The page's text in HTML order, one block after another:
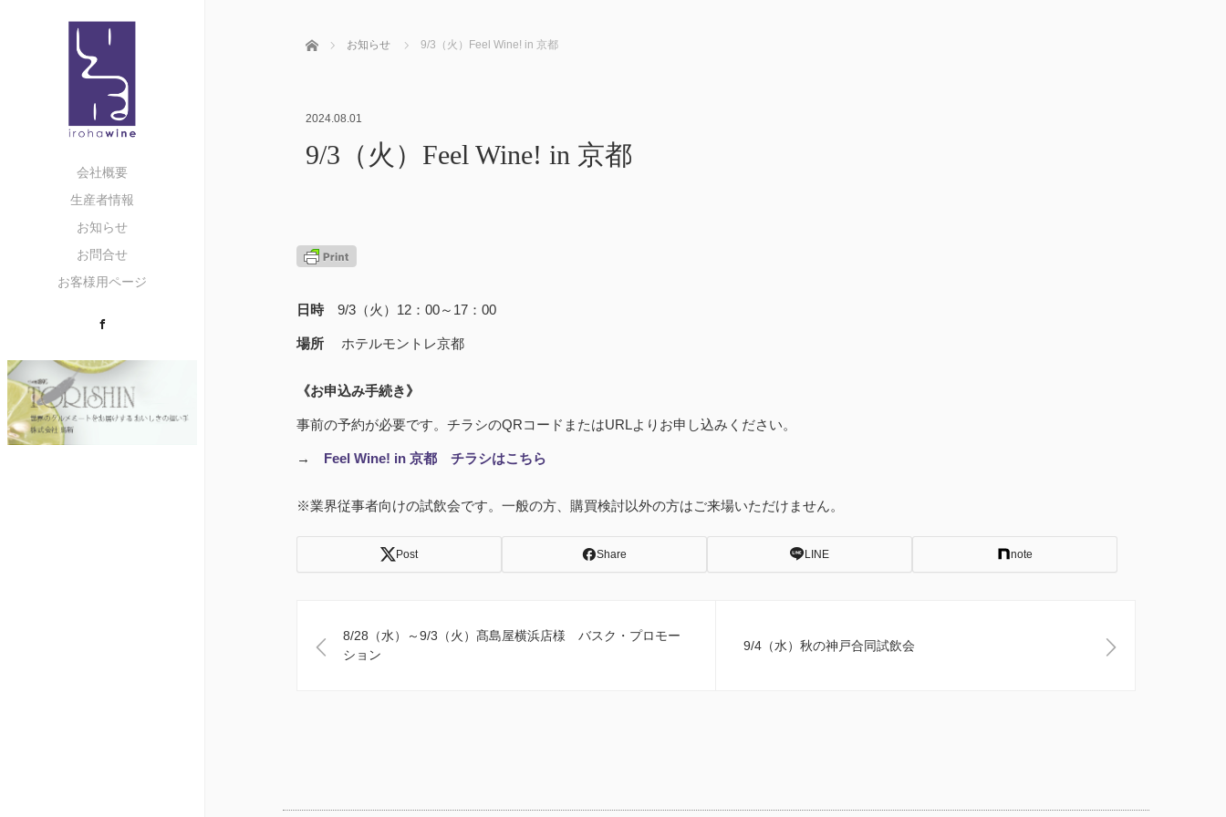
会社概要
生産者情報
お知らせ
お問合せ
お客様用ページ
ホーム お知らせ 9/3（火）Feel Wine! in 京都
2024.08.01
9/3（火）Feel Wine! in 京都
日時 9/3（火）12：00～17：00
場所 ホテルモントレ京都
《お申込み手続き》
事前の予約が必要です。 チラシのQRコードまたはURLよりお申し込みください。
→ Feel Wine! in 京都 チラシはこちら
※業界従事者向けの試飲会です。一般の方、購買検討以外の方はご来場いただけません。
Post Share LINE note
8/28（水）～9/3（火）髙島屋横浜店様 バスク・プロモー
ション
9/4（水）秋の神戸合同試飲会